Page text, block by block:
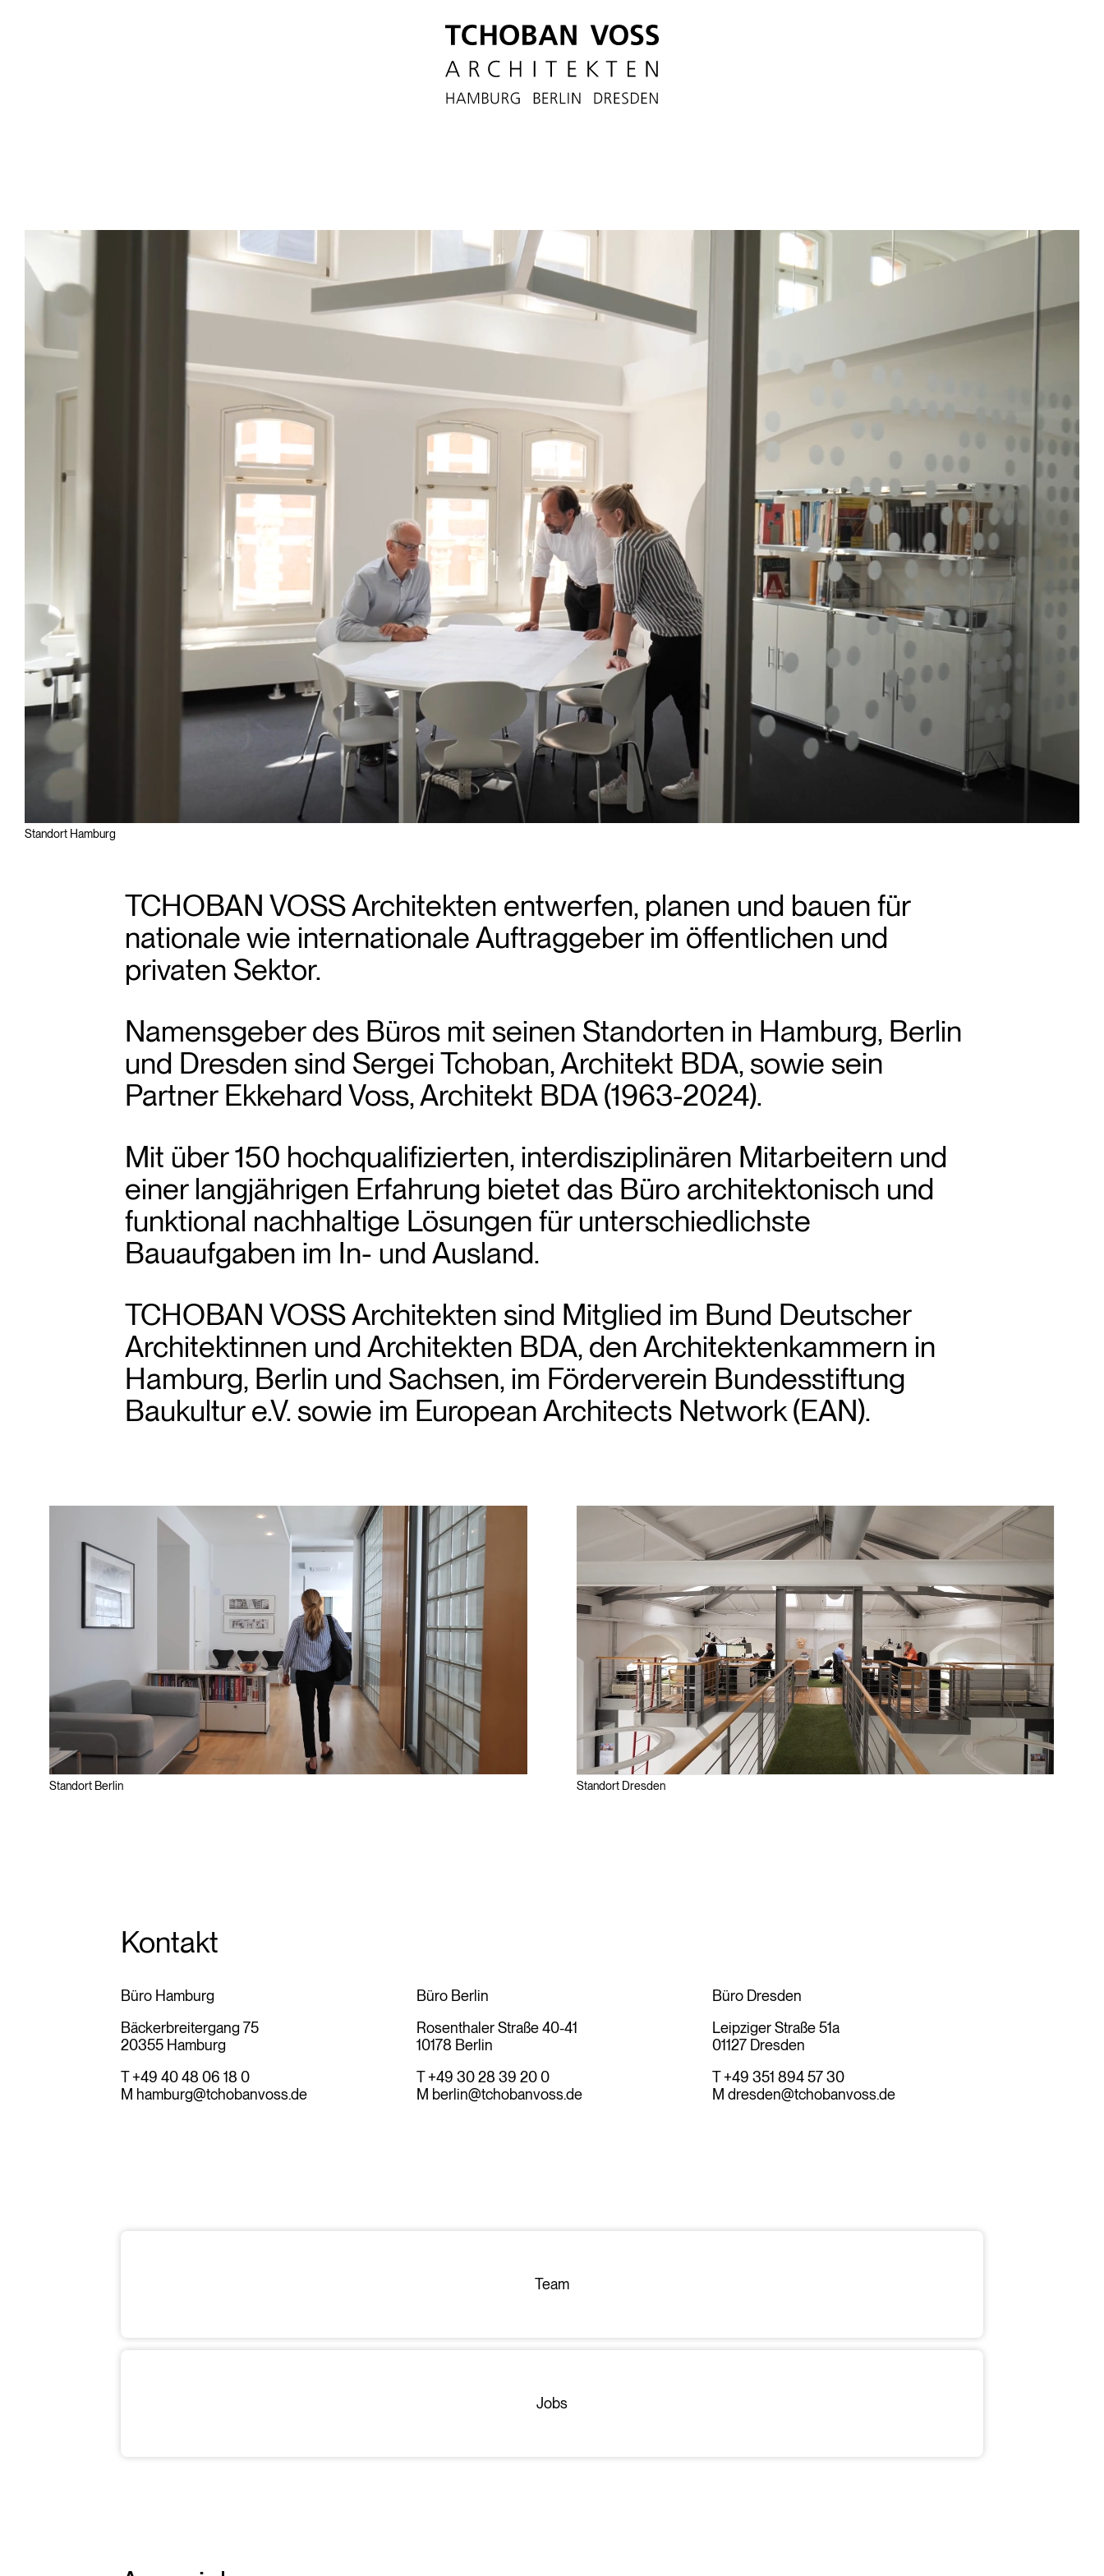
Standort Hamburg
TCHOBAN VOSS Architekten entwerfen, planen und bauen für
nationale wie internationale Auftraggeber im öffentlichen und
privaten Sektor.
Namensgeber des Büros mit seinen Standorten in Hamburg, Berlin
und Dresden sind Sergei Tchoban, Architekt BDA, sowie sein
Partner Ekkehard Voss, Architekt BDA (1963-2024).
Mit über 150 hochqualifizierten, interdisziplinären Mitarbeitern und
einer langjährigen Erfahrung bietet das Büro architektonisch und
funktional nachhaltige Lösungen für unterschiedlichste
Bauaufgaben im In- und Ausland.
TCHOBAN VOSS Architekten sind Mitglied im Bund Deutscher
Architektinnen und Architekten BDA, den Architektenkammern in
Hamburg, Berlin und Sachsen, im Förderverein Bundesstiftung
Baukultur e.V. sowie im European Architects Network (EAN).
Standort Berlin Standort Dresden
Kontakt
Büro Hamburg
Bäckerbreitergang 75
20355 Hamburg
T +49 40 48 06 18 0
M hamburg@tchobanvoss.de
Büro Berlin
Rosenthaler Straße 40-41
10178 Berlin
T +49 30 28 39 20 0
M berlin@tchobanvoss.de
Büro Dresden
Leipziger Straße 51a
01127 Dresden
T +49 351 894 57 30
M dresden@tchobanvoss.de
Team
Jobs